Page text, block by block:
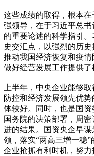
这些成绩的取得，根本
强领导，在于习近平总
的重要论述的科学指引
史交汇点，以强烈的历
推动我国经济恢复和疫
做好经营发展工作提供了
上半年，中央企业能够
防控和经济发展领先优
体较好。同时，也是国资
国务院的决策部署，周
进的结果。国资央企早谋
领，落实“两高三增一稳
企业抢抓有利时机，努